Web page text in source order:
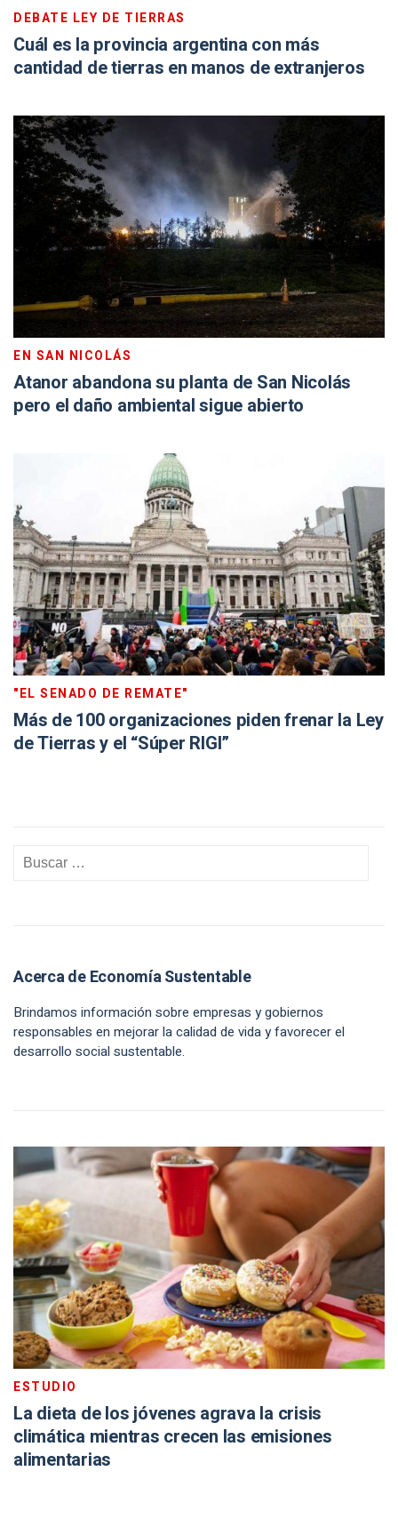
DEBATE LEY DE TIERRAS
Cuál es la provincia argentina con más
cantidad de tierras en manos de extranjeros
EN SAN NICOLÁS
Atanor abandona su planta de San Nicolás
pero el daño ambiental sigue abierto
"EL SENADO DE REMATE"
Más de 100 organizaciones piden frenar la Ley
de Tierras y el “Súper RIGI”
Acerca de Economía Sustentable
Brindamos información sobre empresas y gobiernos
responsables en mejorar la calidad de vida y favorecer el
desarrollo social sustentable.
ESTUDIO
La dieta de los jóvenes agrava la crisis
climática mientras crecen las emisiones
alimentarias